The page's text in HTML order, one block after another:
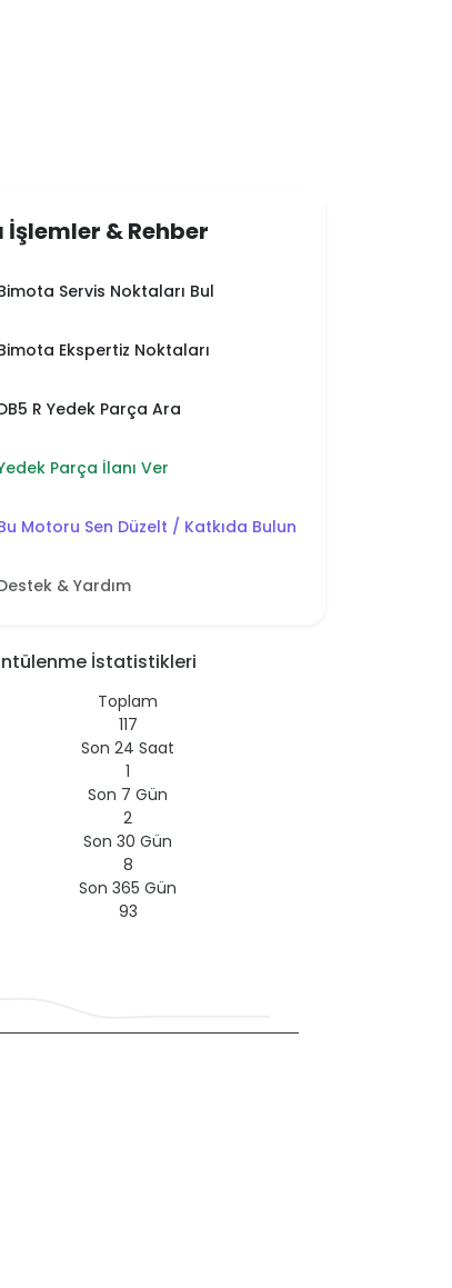
İşlemler & Rehber
Servis Noktaları Bul
Ekspertiz Noktaları
R Yedek Parça Ara
Parça İlanı Ver
Motoru Sen Düzelt / Katkıda Bulun
& Yardım
İstatistikleri
Toplam
117
Son 24 Saat
1
Son 7 Gün
2
Son 30 Gün
8
Son 365 Gün
93